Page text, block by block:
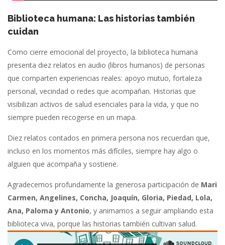
Biblioteca humana: Las historias también
cuidan
Como cierre emocional del proyecto, la biblioteca humana
presenta diez relatos en audio (libros humanos) de personas
que comparten experiencias reales: apoyo mutuo, fortaleza
personal, vecindad o redes que acompañan. Historias que
visibilizan activos de salud esenciales para la vida, y que no
siempre pueden recogerse en un mapa.
Diez relatos contados en primera persona nos recuerdan que,
incluso en los momentos más difíciles, siempre hay algo o
alguien que acompaña y sostiene.
Agradecemos profundamente la generosa participación de Mari
Carmen, Angelines, Concha, Joaquín, Gloria, Piedad, Lola,
Ana, Paloma y Antonio, y animamos a seguir ampliando esta
biblioteca viva, porque las historias también cultivan salud.